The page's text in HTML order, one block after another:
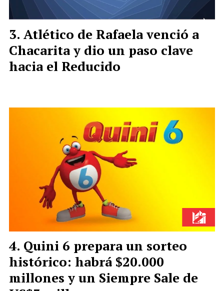
Atlético de Rafaela venció a
Chacarita y dio un paso clave
hacia el Reducido
Quini 6 prepara un sorteo
histórico: habrá $20.000
millones y un Siempre Sale de